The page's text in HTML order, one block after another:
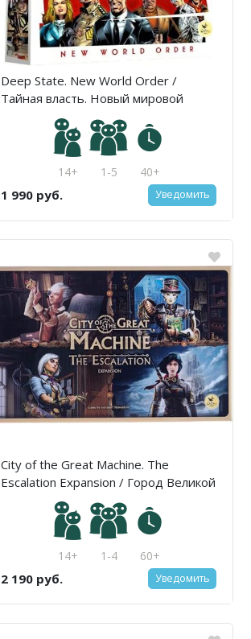
Deep State. New World Order /
Тайная власть. Новый мировой
14+ 1-5 40+
1 990 руб. Уведомить
City of the Great Machine. The
Escalation Expansion / Город Великой
машины. Эскалация
14+ 1-4 60+
2 190 руб. Уведомить